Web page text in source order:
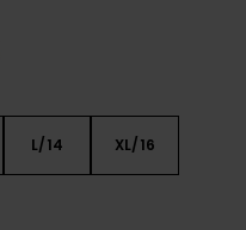
L/14 XL/16